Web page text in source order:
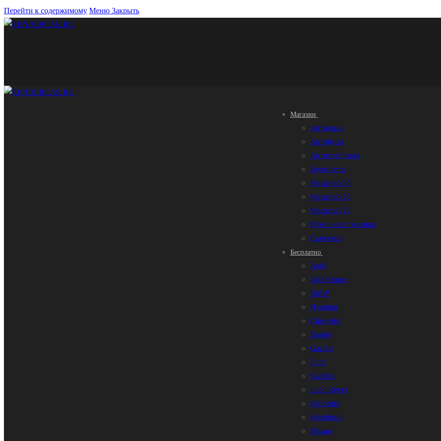
Перейти к содержимому Меню Закрыть
Магазин
Автокран
Автобусы
Автогрейдеры
Вертолеты
Масштаб 35
Масштаб 43
Масштаб 72
Мото-вело техника
Самосвал
Бесплатно
Audi
Alfa Romeo
BMW
Hyundai
Chevrolet
Dodge
Gazelle
Ford
Cadillac
Land Rover
Mercedes
Mitsubishi
Nissan